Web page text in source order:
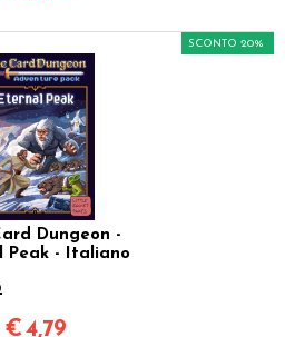
Dungeon -
Peak - Italiano
SCONTO 20%
€4,79